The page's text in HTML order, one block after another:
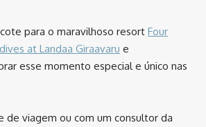
para o maravilhoso resort Four
at Landaa Giraavaru e
esse momento especial e único nas
de viagem ou com um consultor da